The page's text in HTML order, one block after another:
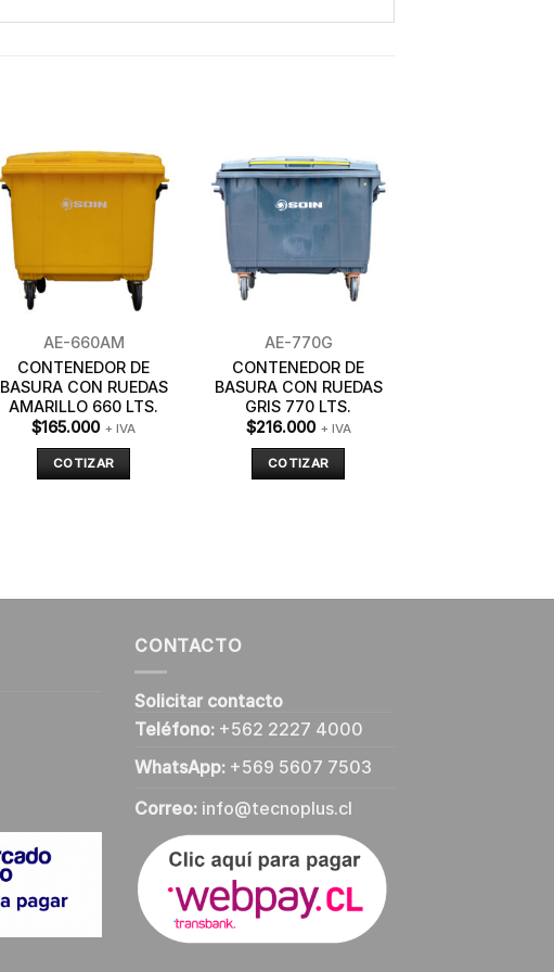
AE-660AM
CONTENEDOR DE
BASURA CON RUEDAS
AMARILLO 660 LTS.
$165.000 + IVA
COTIZAR
AE-770G
CONTENEDOR DE
BASURA CON RUEDAS
GRIS 770 LTS.
$216.000 + IVA
COTIZAR
CONTACTO
Solicitar contacto
Teléfono: +562 2227 4000
WhatsApp: +569 5607 7503
Correo: info@tecnoplus.cl